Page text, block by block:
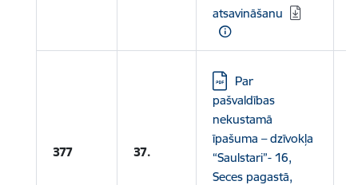
atsavināšanu
377 37.
Lejupielādēt:
Par
pašvaldības
nekustamā
īpašuma – dzīvokļa
“Saulstari”- 16,
Seces pagastā,